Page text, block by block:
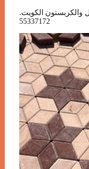
والكربستون الكويت.
55337172